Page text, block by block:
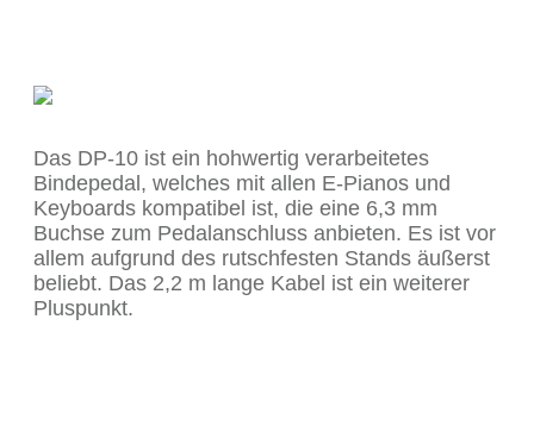
Das DP-10 ist ein hohwertig verarbeitetes
Bindepedal, welches mit allen E-Pianos und
Keyboards kompatibel ist, die eine 6,3 mm
Buchse zum Pedalanschluss anbieten. Es ist vor
allem aufgrund des rutschfesten Stands äußerst
beliebt. Das 2,2 m lange Kabel ist ein weiterer
Pluspunkt.